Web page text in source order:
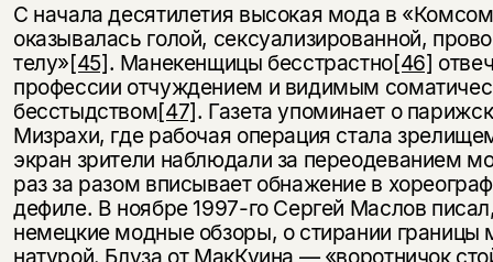
С начала десятилетия высокая мода в
оказывалась голой, сексуализированной,
телу»[45]. Манекенщицы бесстрастно[46]
профессии отчуждением и видимым
бесстыдством[47]. Газета упоминает о
Мизрахи, где рабочая операция стала
экран зрители наблюдали за переодеванием
раз за разом вписывает обнажение в
дефиле. В ноябре 1997-го Сергей Маслов
немецкие модные обзоры, о стирании